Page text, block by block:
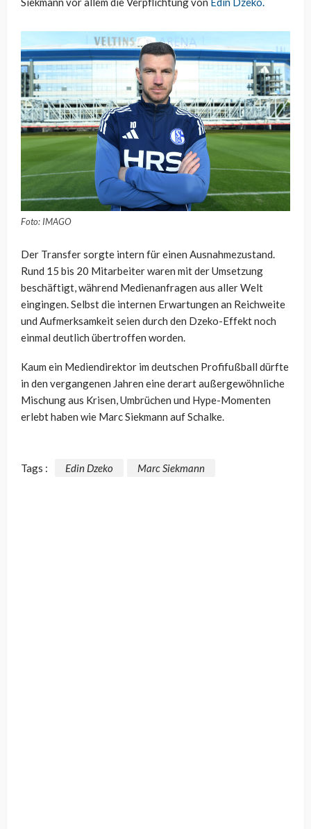
Foto: IMAGO
Der Transfer sorgte intern für einen Ausnahmezustand.
Rund 15 bis 20 Mitarbeiter waren mit der Umsetzung
beschäftigt, während Medienanfragen aus aller Welt
eingingen. Selbst die internen Erwartungen an Reichweite
und Aufmerksamkeit seien durch den Dzeko-Effekt noch
einmal deutlich übertroffen worden.
Kaum ein Mediendirektor im deutschen Profifußball dürfte
in den vergangenen Jahren eine derart außergewöhnliche
Mischung aus Krisen, Umbrüchen und Hype-Momenten
erlebt haben wie Marc Siekmann auf Schalke.
Tags : Edin Dzeko Marc Siekmann